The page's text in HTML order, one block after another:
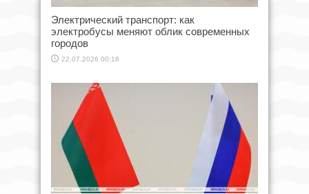
Электрический транспорт: как
электробусы меняют облик современных
городов
22.07.2026 00:16